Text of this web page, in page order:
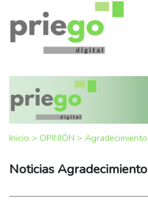
Inicio > OPINIÓN > Agradecimiento
Noticias Agradecimiento